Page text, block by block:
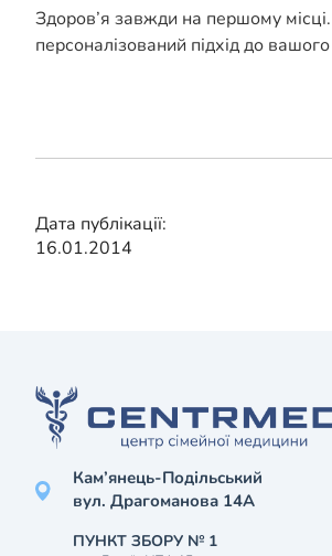
Здоров’я завжди на першому
персоналізований підхід до
Дата публікації:
16.01.2014
Кам’янець-Подільський
вул. Драгоманова 14А
ПУНКТ ЗБОРУ № 1